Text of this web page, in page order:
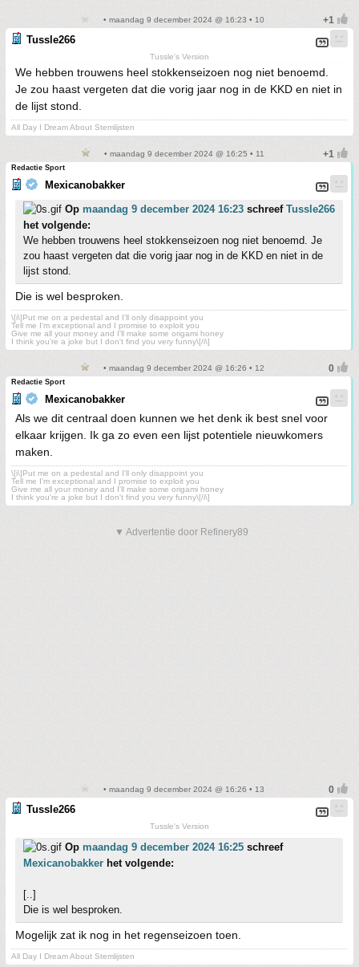
• maandag 9 december 2024 @ 16:23 • 10
Tussle266
Tussle's Version
We hebben trouwens heel stokkenseizoen nog niet benoemd.
Je zou haast vergeten dat die vorig jaar nog in de KKD en niet in
de lijst stond.
All Day I Dream About Stemlijsten
• maandag 9 december 2024 @ 16:25 • 11
Redactie Sport
Mexicanobakker
Op maandag 9 december 2024 16:23 schreef Tussle266
het volgende:
We hebben trouwens heel stokkenseizoen nog niet benoemd. Je
zou haast vergeten dat die vorig jaar nog in de KKD en niet in de
lijst stond.
Die is wel besproken.
\[i\]Put me on a pedestal and I'll only disappoint you
Tell me I'm exceptional and I promise to exploit you
Give me all your money and I'll make some origami honey
I think you're a joke but I don't find you very funny\[/i\]
• maandag 9 december 2024 @ 16:26 • 12
Redactie Sport
Mexicanobakker
Als we dit centraal doen kunnen we het denk ik best snel voor
elkaar krijgen. Ik ga zo even een lijst potentiele nieuwkomers
maken.
\[i\]Put me on a pedestal and I'll only disappoint you
Tell me I'm exceptional and I promise to exploit you
Give me all your money and I'll make some origami honey
I think you're a joke but I don't find you very funny\[/i\]
▼ Advertentie door Refinery89
• maandag 9 december 2024 @ 16:26 • 13
Tussle266
Tussle's Version
Op maandag 9 december 2024 16:25 schreef
Mexicanobakker het volgende:
[..]
Die is wel besproken.
Mogelijk zat ik nog in het regenseizoen toen.
All Day I Dream About Stemlijsten